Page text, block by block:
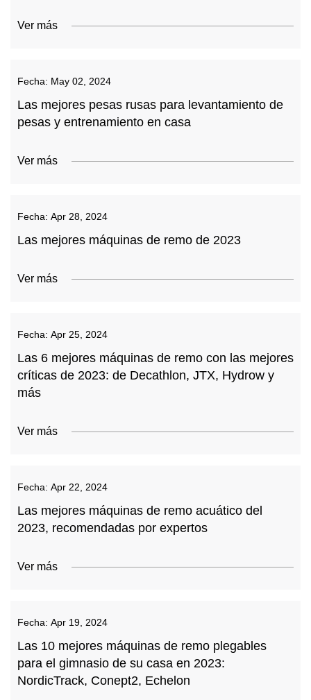
Ver más
Fecha: May 02, 2024
Las mejores pesas rusas para levantamiento de
pesas y entrenamiento en casa
Ver más
Fecha: Apr 28, 2024
Las mejores máquinas de remo de 2023
Ver más
Fecha: Apr 25, 2024
Las 6 mejores máquinas de remo con las mejores
críticas de 2023: de Decathlon, JTX, Hydrow y
más
Ver más
Fecha: Apr 22, 2024
Las mejores máquinas de remo acuático del
2023, recomendadas por expertos
Ver más
Fecha: Apr 19, 2024
Las 10 mejores máquinas de remo plegables
para el gimnasio de su casa en 2023:
NordicTrack, Conept2, Echelon